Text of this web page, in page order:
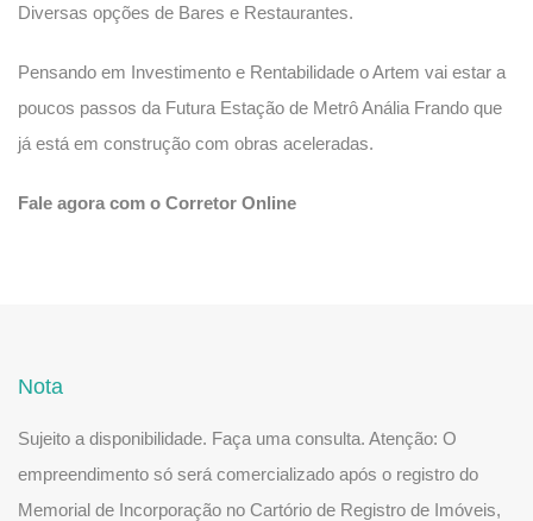
Diversas opções de Bares e Restaurantes.
Pensando em Investimento e Rentabilidade o Artem vai estar a
poucos passos da Futura Estação de Metrô Anália Frando que
já está em construção com obras aceleradas.
Fale agora com o Corretor Online
Nota
Sujeito a disponibilidade. Faça uma consulta. Atenção: O
empreendimento só será comercializado após o registro do
Memorial de Incorporação no Cartório de Registro de Imóveis,